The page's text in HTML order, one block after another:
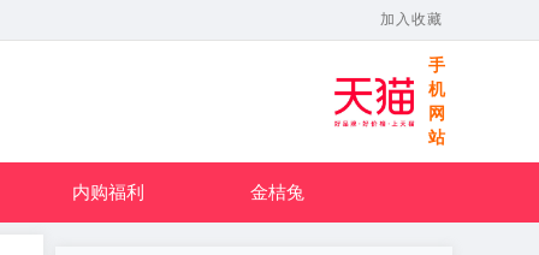
加入收藏
手
机
网
站
内购福利 金桔兔